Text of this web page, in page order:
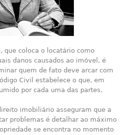
que coloca o locatário como
danos causados ao imóvel, é
quem de fato deve arcar com
Civil estabelece o que, em
por cada uma das partes.
imobiliário asseguram que a
problemas é detalhar ao máximo
se encontra no momento